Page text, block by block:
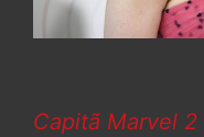
Capitã Marvel 2